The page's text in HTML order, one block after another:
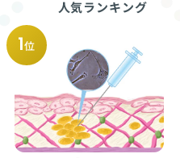
人気ランキング
1位